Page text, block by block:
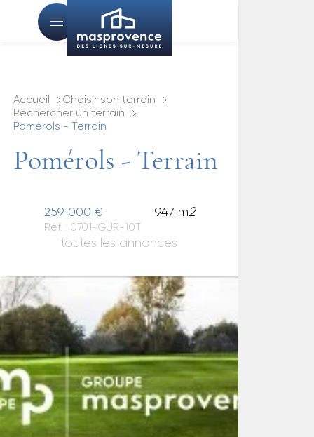
Accueil
Choisir son terrain
Rechercher un terrain
Pomérols - Terrain
Pomérols - Terrain
259 000 € 947 m2
Réf. : 0701-GUR-10T
toutes les annonces